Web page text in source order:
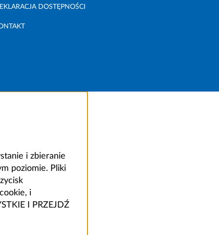
DOSTĘPNOŚCI
i zbieranie
poziomie. Pliki
i
I PRZEJDŹ